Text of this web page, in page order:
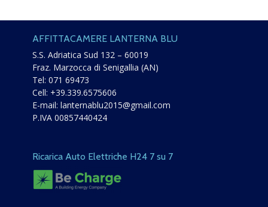
AFFITTACAMERE LANTERNA BLU
S.S. Adriatica Sud 132 – 60019
Fraz. Marzocca di Senigallia (AN)
Tel: 071 69473
Cell: +39.339.6575606
E-mail: lanternablu2015@gmail.com
P.IVA 00857440424
Ricarica Auto Elettriche H24 7 su 7